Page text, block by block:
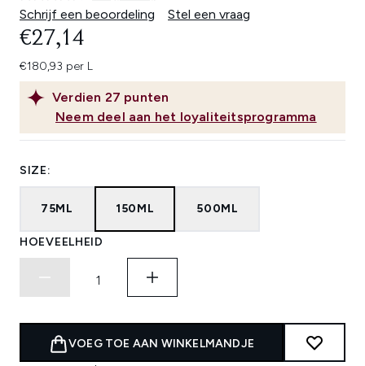
2249
beoordelingen.
Schrijf een beoordeling
Stel een vraag
Verdien 27 punten
Neem deel aan het loyaliteitsprogramma
€27,14
€180,93 per L
SIZE:
75ML 150ML 500ML
HOEVEELHEID
VOEG TOE AAN WINKELMANDJE